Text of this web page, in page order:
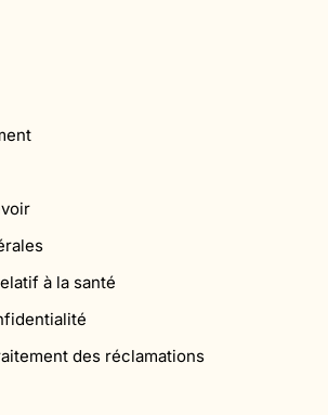
à la santé
des réclamations